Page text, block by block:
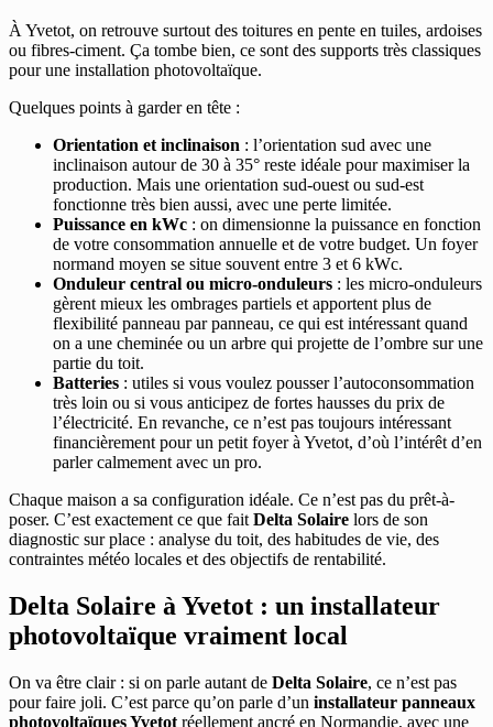
À Yvetot, on retrouve surtout des toitures en pente en tuiles, ardoises
ou fibres-ciment. Ça tombe bien, ce sont des supports très classiques
pour une installation photovoltaïque.
Quelques points à garder en tête :
Orientation et inclinaison : l’orientation sud avec une
inclinaison autour de 30 à 35° reste idéale pour maximiser la
production. Mais une orientation sud-ouest ou sud-est
fonctionne très bien aussi, avec une perte limitée.
Puissance en kWc : on dimensionne la puissance en fonction
de votre consommation annuelle et de votre budget. Un foyer
normand moyen se situe souvent entre 3 et 6 kWc.
Onduleur central ou micro-onduleurs : les micro-onduleurs
gèrent mieux les ombrages partiels et apportent plus de
flexibilité panneau par panneau, ce qui est intéressant quand
on a une cheminée ou un arbre qui projette de l’ombre sur une
partie du toit.
Batteries : utiles si vous voulez pousser l’autoconsommation
très loin ou si vous anticipez de fortes hausses du prix de
l’électricité. En revanche, ce n’est pas toujours intéressant
financièrement pour un petit foyer à Yvetot, d’où l’intérêt d’en
parler calmement avec un pro.
Chaque maison a sa configuration idéale. Ce n’est pas du prêt-à-
poser. C’est exactement ce que faitDelta Solaire lors de son
diagnostic sur place : analyse du toit, des habitudes de vie, des
contraintes météo locales et des objectifs de rentabilité.
Delta Solaire à Yvetot : un installateur
photovoltaïque vraiment local
On va être clair : si on parle autant de Delta Solaire, ce n’est pas
pour faire joli. C’est parce qu’on parle d’un installateur panneaux
photovoltaïques Yvetot réellement ancré en Normandie, avec une